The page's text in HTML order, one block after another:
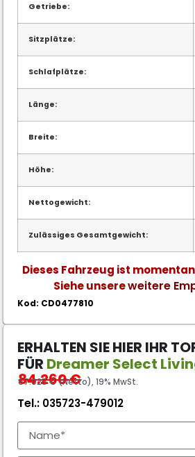
Getriebe:
Sitzplätze:
Schlafplätze:
Länge:
Breite:
Höhe:
Nettogewicht:
Zulässiges Gesamtgewicht:
Dieses Fahrzeug ist
Siehe unsereweitere
Kod: CD0477810
ERHALTEN SIE HIER IHR
FÜR Dreamer Select
84.260€
67.025 € (Netto), 19% MwSt.
Tel.: 035723-479012